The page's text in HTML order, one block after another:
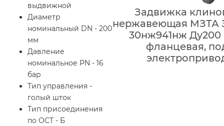
выдвижной
Диаметр
номинальный DN - 200
мм
Давление
номинальное PN - 16
бар
Тип управления -
голый шток
Тип присоединения
по ОСТ - Б
Задвижка
нержавеющая МЗТА
30нж941нж Ду200
фланцевая,